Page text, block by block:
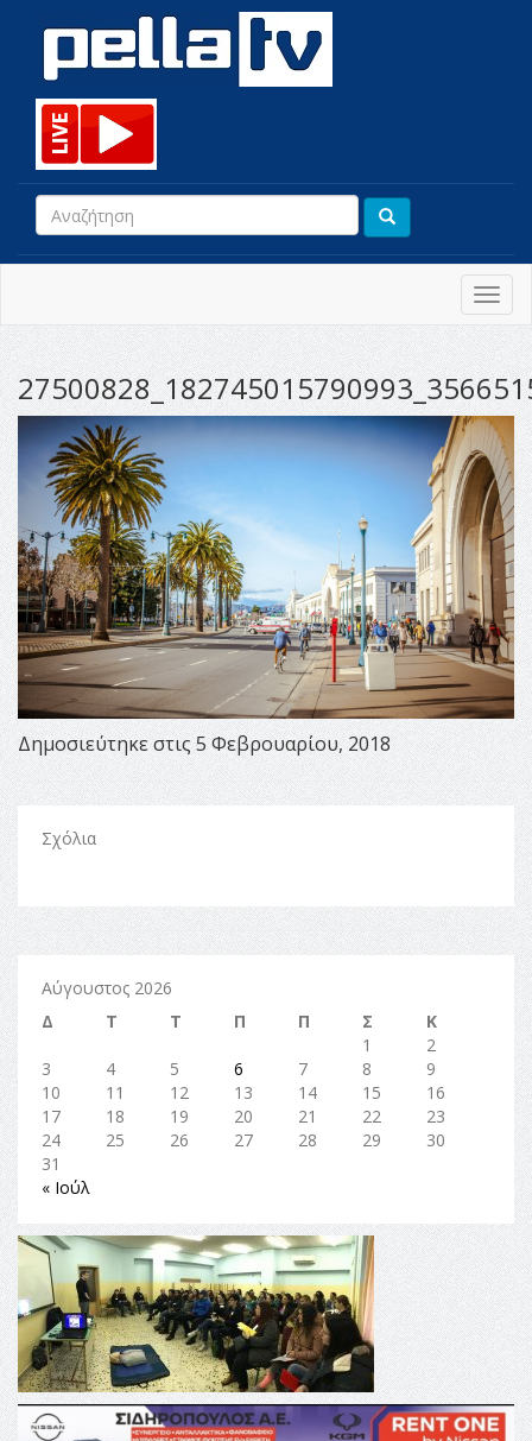
Δημοσιεύτηκε στις 5 Φεβρουαρίου, 2018
Σχόλια
Αύγουστος 2026
Δ
Τ Τ Π Π Σ
Κ
1
2
3
4 5 6 7 8
9
10
11 12 13 14 15
16
17
18 19 20 21 22
23
24
25 26 27 28 29
30
31
« Ιούλ